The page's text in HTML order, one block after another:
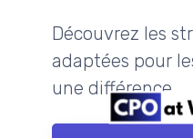
Découvrez les
adaptées pour
une différence.